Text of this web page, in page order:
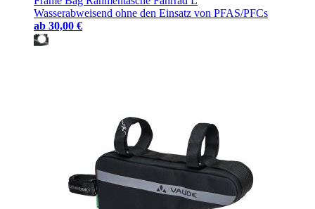
Wasserabweisend ohne den Einsatz von PFAS/PFCs
ab 30,00 €